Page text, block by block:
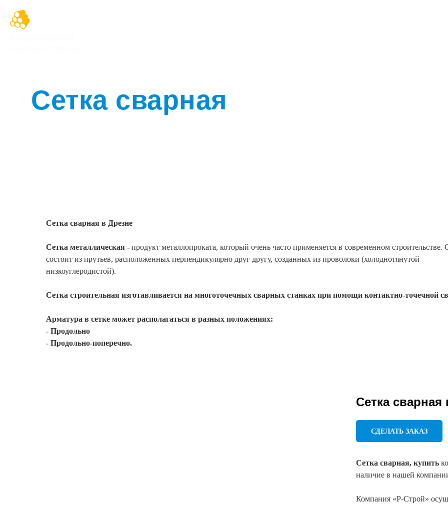
Сетка сварная
Сетка сварная в Дрезне
Сетка металлическая - продукт металлопроката, который очень часто применяется в современном строительстве.
состоит из прутьев, расположенных перпендикулярно друг другу, созданных из проволоки (холоднотянутой
низкоуглеродистой).
Сетка строительная изготавливается на многоточечных сварных станках при помощи контактно-точечной
Арматура в сетке может располагаться в разных положениях:
- Продольно
- Продольно-поперечно.
Сетка сварная
СДЕЛАТЬ ЗАКАЗ
Сетка сварная, купить
наличие в нашей
Компания «Р-Строй»